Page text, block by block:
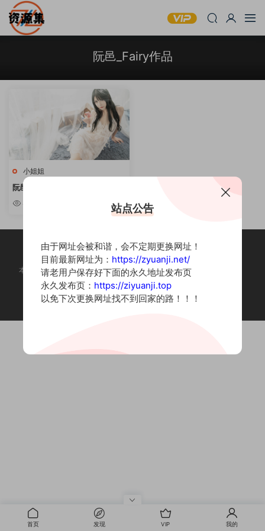
阮邑_Fairy作品
小姐姐
阮邑_Fairy – COSPLAY写真合集
[持续更新]
本站为摄影写真图片网站，内容来自网络收集整理，仅作个人学习使用。
如有违法内容请联系删除
Copyright © 2022 资源集
首页 发现 VIP 我的
站点公告
由于网址会被和谐，会不定期更换网址！
目前最新网址为： https://zyuanji.net/
请老用户保存好下面的永久地址发布页
永久发布页： https://ziyuanji.top
以免下次更换网址找不到回家的路！！！